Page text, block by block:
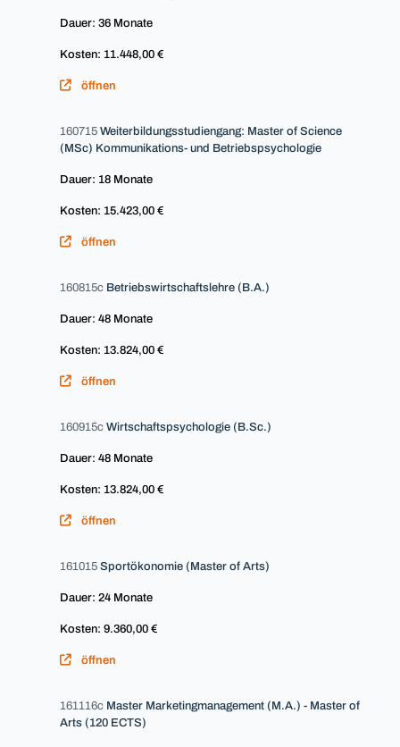
Dauer: 36 Monate
Kosten: 11.448,00 €
öffnen
160715 Weiterbildungsstudiengang: Master of Science
(MSc) Kommunikations- und Betriebspsychologie
Dauer: 18 Monate
Kosten: 15.423,00 €
öffnen
160815c Betriebswirtschaftslehre (B.A.)
Dauer: 48 Monate
Kosten: 13.824,00 €
öffnen
160915c Wirtschaftspsychologie (B.Sc.)
Dauer: 48 Monate
Kosten: 13.824,00 €
öffnen
161015 Sportökonomie (Master of Arts)
Dauer: 24 Monate
Kosten: 9.360,00 €
öffnen
161116c Master Marketingmanagement (M.A.) - Master of
Arts (120 ECTS)